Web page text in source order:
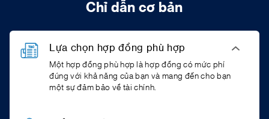
Chỉ dẫn cơ bản
Lựa chọn hợp đồng phù hợp
Một hợp đồng phù hợp là hợp đồng có mức phí
đúng với khả năng của bạn và mang đến cho bạn
một sự đảm bảo về tài chính.